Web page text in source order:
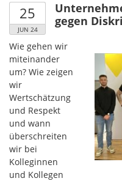
25
JUN 24
gegen
Wie gehen wir
miteinander
um? Wie zeigen
wir
Wertschätzung
und Respekt
und wann
überschreiten
wir bei
Kolleginnen
und Kollegen